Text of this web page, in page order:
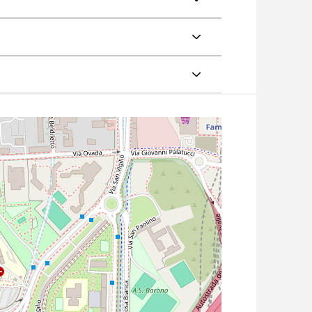
terapie oncologiche (Banca del Seme attiva
iatrogene che potrebbero indurre un
e ricercare una gravidanza più avanti nel
al programma crioconservazione” con
la richiesta di crioconservazione rilasciata
al paziente una relazione di report per il